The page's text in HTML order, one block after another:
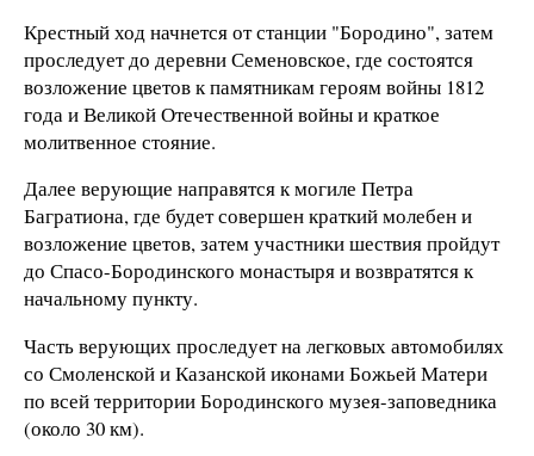
Крестный ход начнется от станции "Бородино", затем
проследует до деревни Семеновское, где состоятся
возложение цветов к памятникам героям войны 1812
года и Великой Отечественной войны и краткое
молитвенное стояние.
Далее верующие направятся к могиле Петра
Багратиона, где будет совершен краткий молебен и
возложение цветов, затем участники шествия пройдут
до Спасо-Бородинского монастыря и возвратятся к
начальному пункту.
Часть верующих проследует на легковых автомобилях
со Смоленской и Казанской иконами Божьей Матери
по всей территории Бородинского музея-заповедника
(около 30 км).